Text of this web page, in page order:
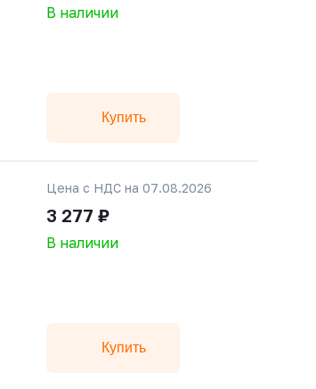
В наличии
Купить
Цена с НДС на 07.08.2026
3 277 ₽
В наличии
Купить